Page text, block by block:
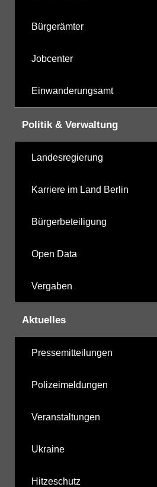
Bürgerämter
Jobcenter
Einwanderungsamt
Politik & Verwaltung
Landesregierung
Karriere im Land Berlin
Bürgerbeteiligung
Open Data
Vergaben
Aktuelles
Pressemitteilungen
Polizeimeldungen
Veranstaltungen
Ukraine
Hitzeschutz